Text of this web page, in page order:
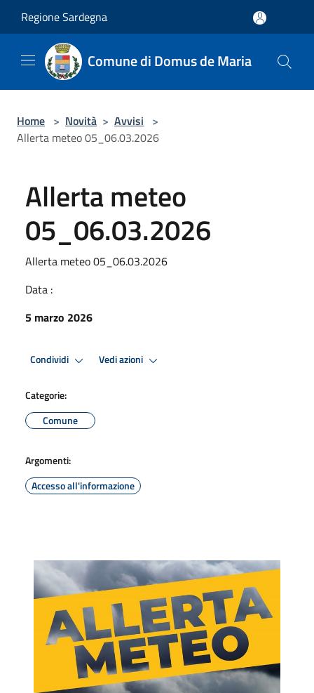
Regione Sardegna
Comune di Domus de Maria
Home > Novità > Avvisi >
Allerta meteo 05_06.03.2026
Allerta meteo
05_06.03.2026
Allerta meteo 05_06.03.2026
Data :
5 marzo 2026
Condividi Vedi azioni
Categorie:
Comune
Argomenti:
Accesso all'informazione